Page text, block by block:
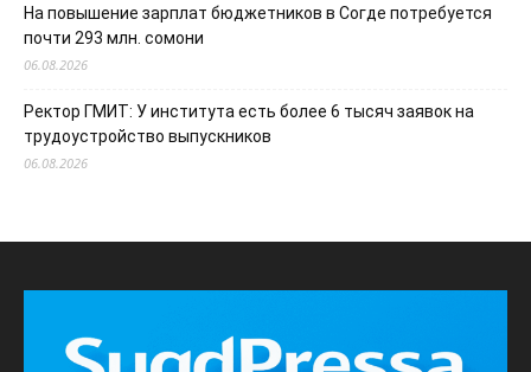
На повышение зарплат бюджетников в Согде потребуется
почти 293 млн. сомони
06.08.2026
Ректор ГМИТ: У института есть более 6 тысяч заявок на
трудоустройство выпускников
06.08.2026